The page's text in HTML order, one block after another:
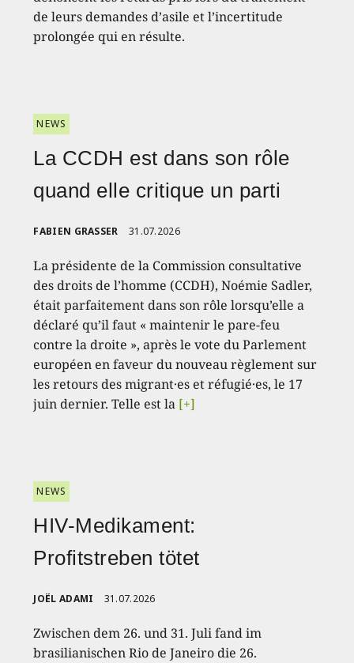
de leurs demandes d’asile et l’incertitude
prolongée qui en résulte.
NEWS
La CCDH est dans son rôle
quand elle critique un parti
FABIEN GRASSER 31.07.2026
La présidente de la Commission consultative
des droits de l’homme (CCDH), Noémie Sadler,
était parfaitement dans son rôle lorsqu’elle a
déclaré qu’il faut « maintenir le pare-feu
contre la droite », après le vote du Parlement
européen en faveur du nouveau règlement sur
les retours des migrant·es et réfugié·es, le 17
juin dernier. Telle est la [+]
NEWS
HIV-Medikament:
Profitstreben tötet
JOËL ADAMI 31.07.2026
Zwischen dem 26. und 31. Juli fand im
brasilianischen Rio de Janeiro die 26.